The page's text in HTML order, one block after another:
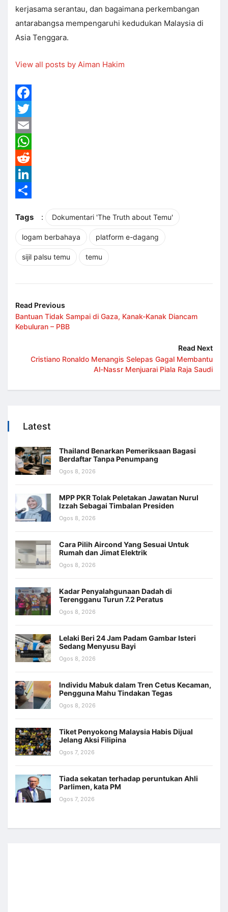
kerjasama serantau, dan bagaimana perkembangan
antarabangsa mempengaruhi kedudukan Malaysia di
Asia Tenggara.
View all posts by Aiman Hakim
Facebook
Twitter
Email
WhatsApp
Reddit
LinkedIn
Tags
: Dokumentari 'The Truth about Temu'
logam berbahaya platform e-dagang
sijil palsu temu temu
Read Previous
Bantuan Tidak Sampai di Gaza, Kanak-Kanak Diancam
Kebuluran – PBB
Read Next
Cristiano Ronaldo Menangis Selepas Gagal Membantu
Al-Nassr Menjuarai Piala Raja Saudi
Latest
Thailand Benarkan Pemeriksaan Bagasi
Berdaftar Tanpa Penumpang
Ogos 8, 2026
MPP PKR Tolak Peletakan Jawatan Nurul
Izzah Sebagai Timbalan Presiden
Ogos 8, 2026
Cara Pilih Aircond Yang Sesuai Untuk
Rumah dan Jimat Elektrik
Ogos 8, 2026
Kadar Penyalahgunaan Dadah di
Terengganu Turun 7.2 Peratus
Ogos 8, 2026
Lelaki Beri 24 Jam Padam Gambar Isteri
Sedang Menyusu Bayi
Ogos 8, 2026
Individu Mabuk dalam Tren Cetus Kecaman,
Pengguna Mahu Tindakan Tegas
Ogos 8, 2026
Tiket Penyokong Malaysia Habis Dijual
Jelang Aksi Filipina
Ogos 7, 2026
Tiada sekatan terhadap peruntukan Ahli
Parlimen, kata PM
Ogos 7, 2026